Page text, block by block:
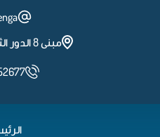
مبنى 8 الدور الثاني مكتب 104A